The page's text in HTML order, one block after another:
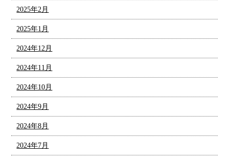
2025年2月
2025年1月
2024年12月
2024年11月
2024年10月
2024年9月
2024年8月
2024年7月